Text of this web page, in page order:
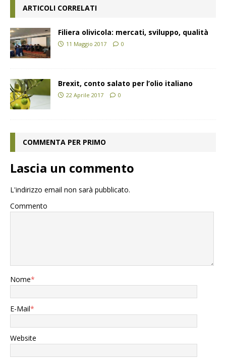
ARTICOLI CORRELATI
Filiera olivicola: mercati, sviluppo, qualità
11 Maggio 2017 0
Brexit, conto salato per l’olio italiano
22 Aprile 2017 0
COMMENTA PER PRIMO
Lascia un commento
L'indirizzo email non sarà pubblicato.
Commento
Nome*
E-Mail*
Website